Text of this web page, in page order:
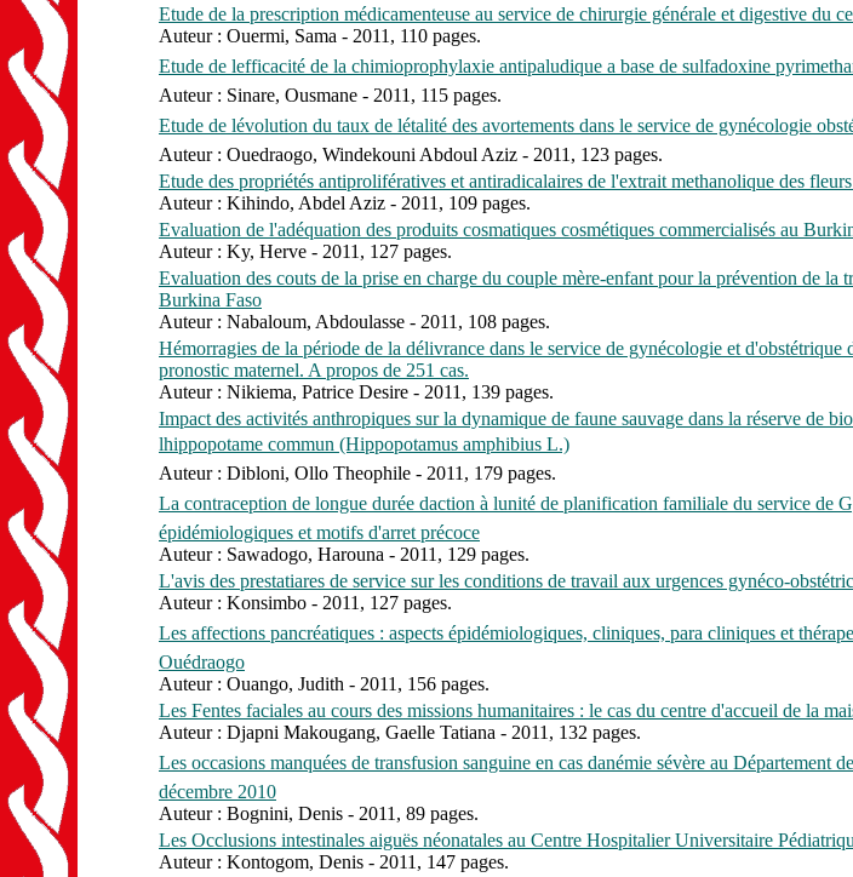
Etude de la prescription médicamenteuse au service de chirurgie générale et digestive du
Auteur : Ouermi, Sama - 2011, 110 pages.
Etude de lefficacité de la chimioprophylaxie antipaludique a base de sulfadoxine
Auteur : Sinare, Ousmane - 2011, 115 pages.
Etude de lévolution du taux de létalité des avortements dans le service de gynécologie
Auteur : Ouedraogo, Windekouni Abdoul Aziz - 2011, 123 pages.
Etude des propriétés antiprolifératives et antiradicalaires de l'extrait methanolique des
Auteur : Kihindo, Abdel Aziz - 2011, 109 pages.
Evaluation de l'adéquation des produits cosmatiques cosmétiques commercialisés au
Auteur : Ky, Herve - 2011, 127 pages.
Evaluation des couts de la prise en charge du couple mère-enfant pour la prévention de
Burkina Faso
Auteur : Nabaloum, Abdoulasse - 2011, 108 pages.
Hémorragies de la période de la délivrance dans le service de gynécologie et
pronostic maternel. A propos de 251 cas.
Auteur : Nikiema, Patrice Desire - 2011, 139 pages.
Impact des activités anthropiques sur la dynamique de faune sauvage dans la réserve de
lhippopotame commun (Hippopotamus amphibius L.)
Auteur : Dibloni, Ollo Theophile - 2011, 179 pages.
La contraception de longue durée daction à lunité de planification familiale du service
épidémiologiques et motifs d'arret précoce
Auteur : Sawadogo, Harouna - 2011, 129 pages.
L'avis des prestatiares de service sur les conditions de travail aux urgences gynéco-
Auteur : Konsimbo - 2011, 127 pages.
Les affections pancréatiques : aspects épidémiologiques, cliniques, para cliniques et
Ouédraogo
Auteur : Ouango, Judith - 2011, 156 pages.
Les Fentes faciales au cours des missions humanitaires : le cas du centre d'accueil de la
Auteur : Djapni Makougang, Gaelle Tatiana - 2011, 132 pages.
Les occasions manquées de transfusion sanguine en cas danémie sévère au
décembre 2010
Auteur : Bognini, Denis - 2011, 89 pages.
Les Occlusions intestinales aiguës néonatales au Centre Hospitalier Universitaire
Auteur : Kontogom, Denis - 2011, 147 pages.